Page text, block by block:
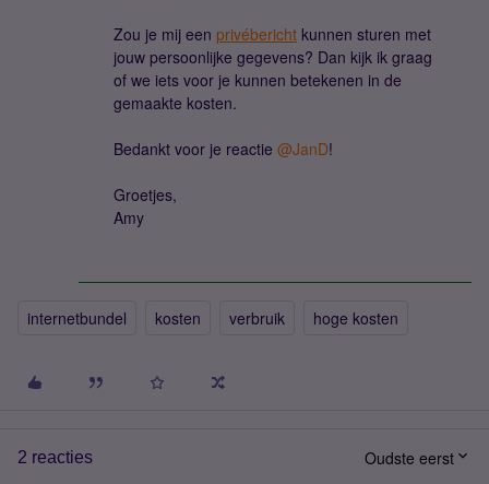
Zou je mij een privébericht kunnen sturen met
jouw persoonlijke gegevens? Dan kijk ik graag
of we iets voor je kunnen betekenen in de
gemaakte kosten.
Bedankt voor je reactie ​ @JanD!
Groetjes,
Amy
internetbundel kosten verbruik hoge kosten
2 reacties Oudste eerst